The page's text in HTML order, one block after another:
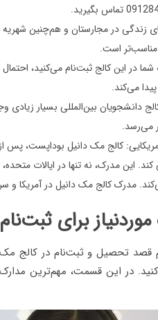
بگیرید.
زندگی در مجارستان و هم‌چنین شهریه
مناسب‌تر است.
می‌کند.
دانشجویان بین‌المللی بسیار زیادی
کند. این مدرک، نه تنها در ایالات
مدرک کالج مک دانیل در آمریکا
برای
در این قسمت، مهم‌ترین